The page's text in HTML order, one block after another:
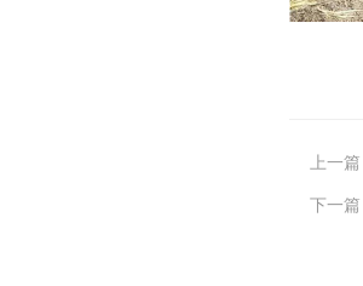
上一
下一